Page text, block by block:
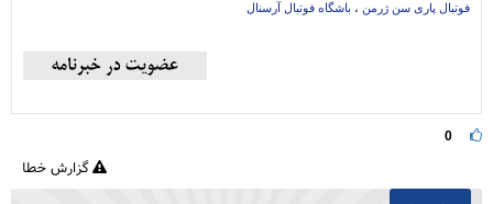
فوتبال پاری سن ژرمن ، باشگاه فوتبال آرسنال
0
گزارش خطا